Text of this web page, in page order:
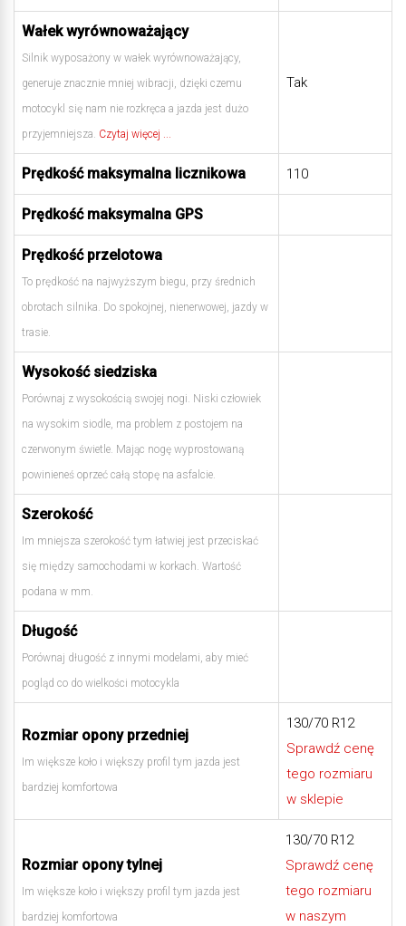
Wałek wyrównoważający
Silnik wyposażony w wałek wyrównoważający,
generuje znacznie mniej wibracji, dzięki czemu
motocykl się nam nie rozkręca a jazda jest dużo
przyjemniejsza. Czytaj więcej ...
Tak
Prędkość maksymalna licznikowa 110
Prędkość maksymalna GPS
Prędkość przelotowa
To prędkość na najwyższym biegu, przy średnich
obrotach silnika. Do spokojnej, nienerwowej, jazdy w
trasie.
Wysokość siedziska
Porównaj z wysokością swojej nogi. Niski człowiek
na wysokim siodle, ma problem z postojem na
czerwonym świetle. Mając nogę wyprostowaną
powinieneś oprzeć całą stopę na asfalcie.
Szerokość
Im mniejsza szerokość tym łatwiej jest przeciskać
się między samochodami w korkach. Wartość
podana w mm.
Długość
Porównaj długość z innymi modelami, aby mieć
pogląd co do wielkości motocykla
Rozmiar opony przedniej
Im większe koło i większy profil tym jazda jest
bardziej komfortowa
130/70 R12
Sprawdź cenę
tego rozmiaru
w sklepie
Rozmiar opony tylnej
Im większe koło i większy profil tym jazda jest
bardziej komfortowa
130/70 R12
Sprawdź cenę
tego rozmiaru
w naszym